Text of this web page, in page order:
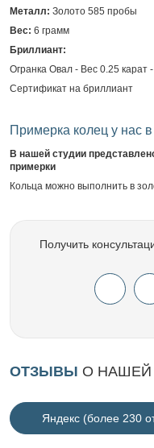
Металл: Золото 585 пробы
Вес: 6 грамм
Бриллиант:
Огранка Овал - Вес 0.25 карат
Сертификат на бриллиант
Примерка колец у нас в
В нашей студии
примерки
Кольца можно выполнить в
Получить
ОТЗЫВЫ О НАШЕЙ
Яндекс (более 230